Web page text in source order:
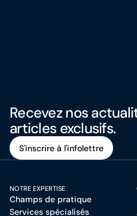
Recevez nos
articles exclusifs.
S'inscrire à l'infolettre
NOTRE EXPERTISE
Champs de pratique
Services spécialisés